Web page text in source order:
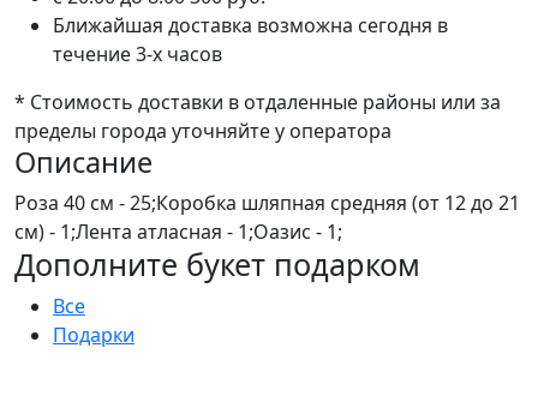
Ближайшая доставка возможна сегодня в
течение 3-х часов
* Стоимость доставки в отдаленные районы или за
пределы города уточняйте у оператора
Описание
Роза 40 см - 25;Коробка шляпная средняя (от 12 до 21
см) - 1;Лента атласная - 1;Оазис - 1;
Дополните букет подарком
Все
Подарки